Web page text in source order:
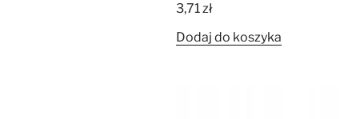
3,71zł
Dodaj do koszyka